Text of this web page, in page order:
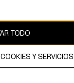
TODO
Y SERVICIOS